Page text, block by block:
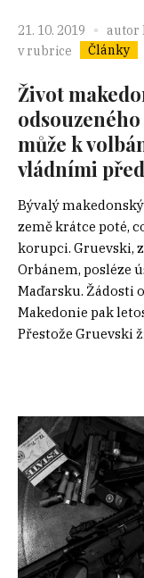
21. 10. 2019 autor
v rubrice
Články
Život
může k
vládními
Bývalý
země krátce poté,
korupci. Gruevski,
Orbánem, posléze
Maďarsku. Žádosti
Makedonie pak
Přestože Gruevski